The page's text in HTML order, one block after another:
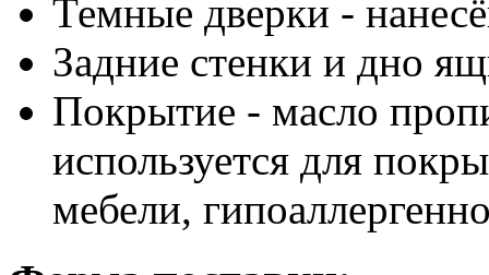
Темные дверки -
Задние стенки и дно
Покрытие - масло
используется для
мебели,